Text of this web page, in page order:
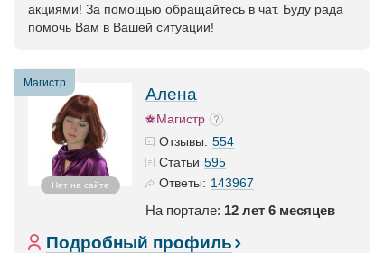
акциями! За помощью обращайтесь в чат. Буду рада
помочь Вам в Вашей ситуации!
Магистр
Нет на сайте
Алена
Магистр
Отзывы: 554
Статьи 595
Ответы: 143967
На портале: 12 лет 6 месяцев
Подробный профиль